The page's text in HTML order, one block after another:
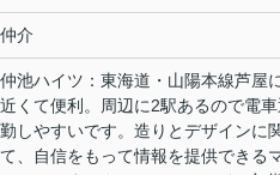
仲介
仲池ハイツ：東海道・山陽本線芦屋
近くて便利。周辺に2駅あるので電車
勤しやすいです。造りとデザインに
て、自信をもって情報を提供できる